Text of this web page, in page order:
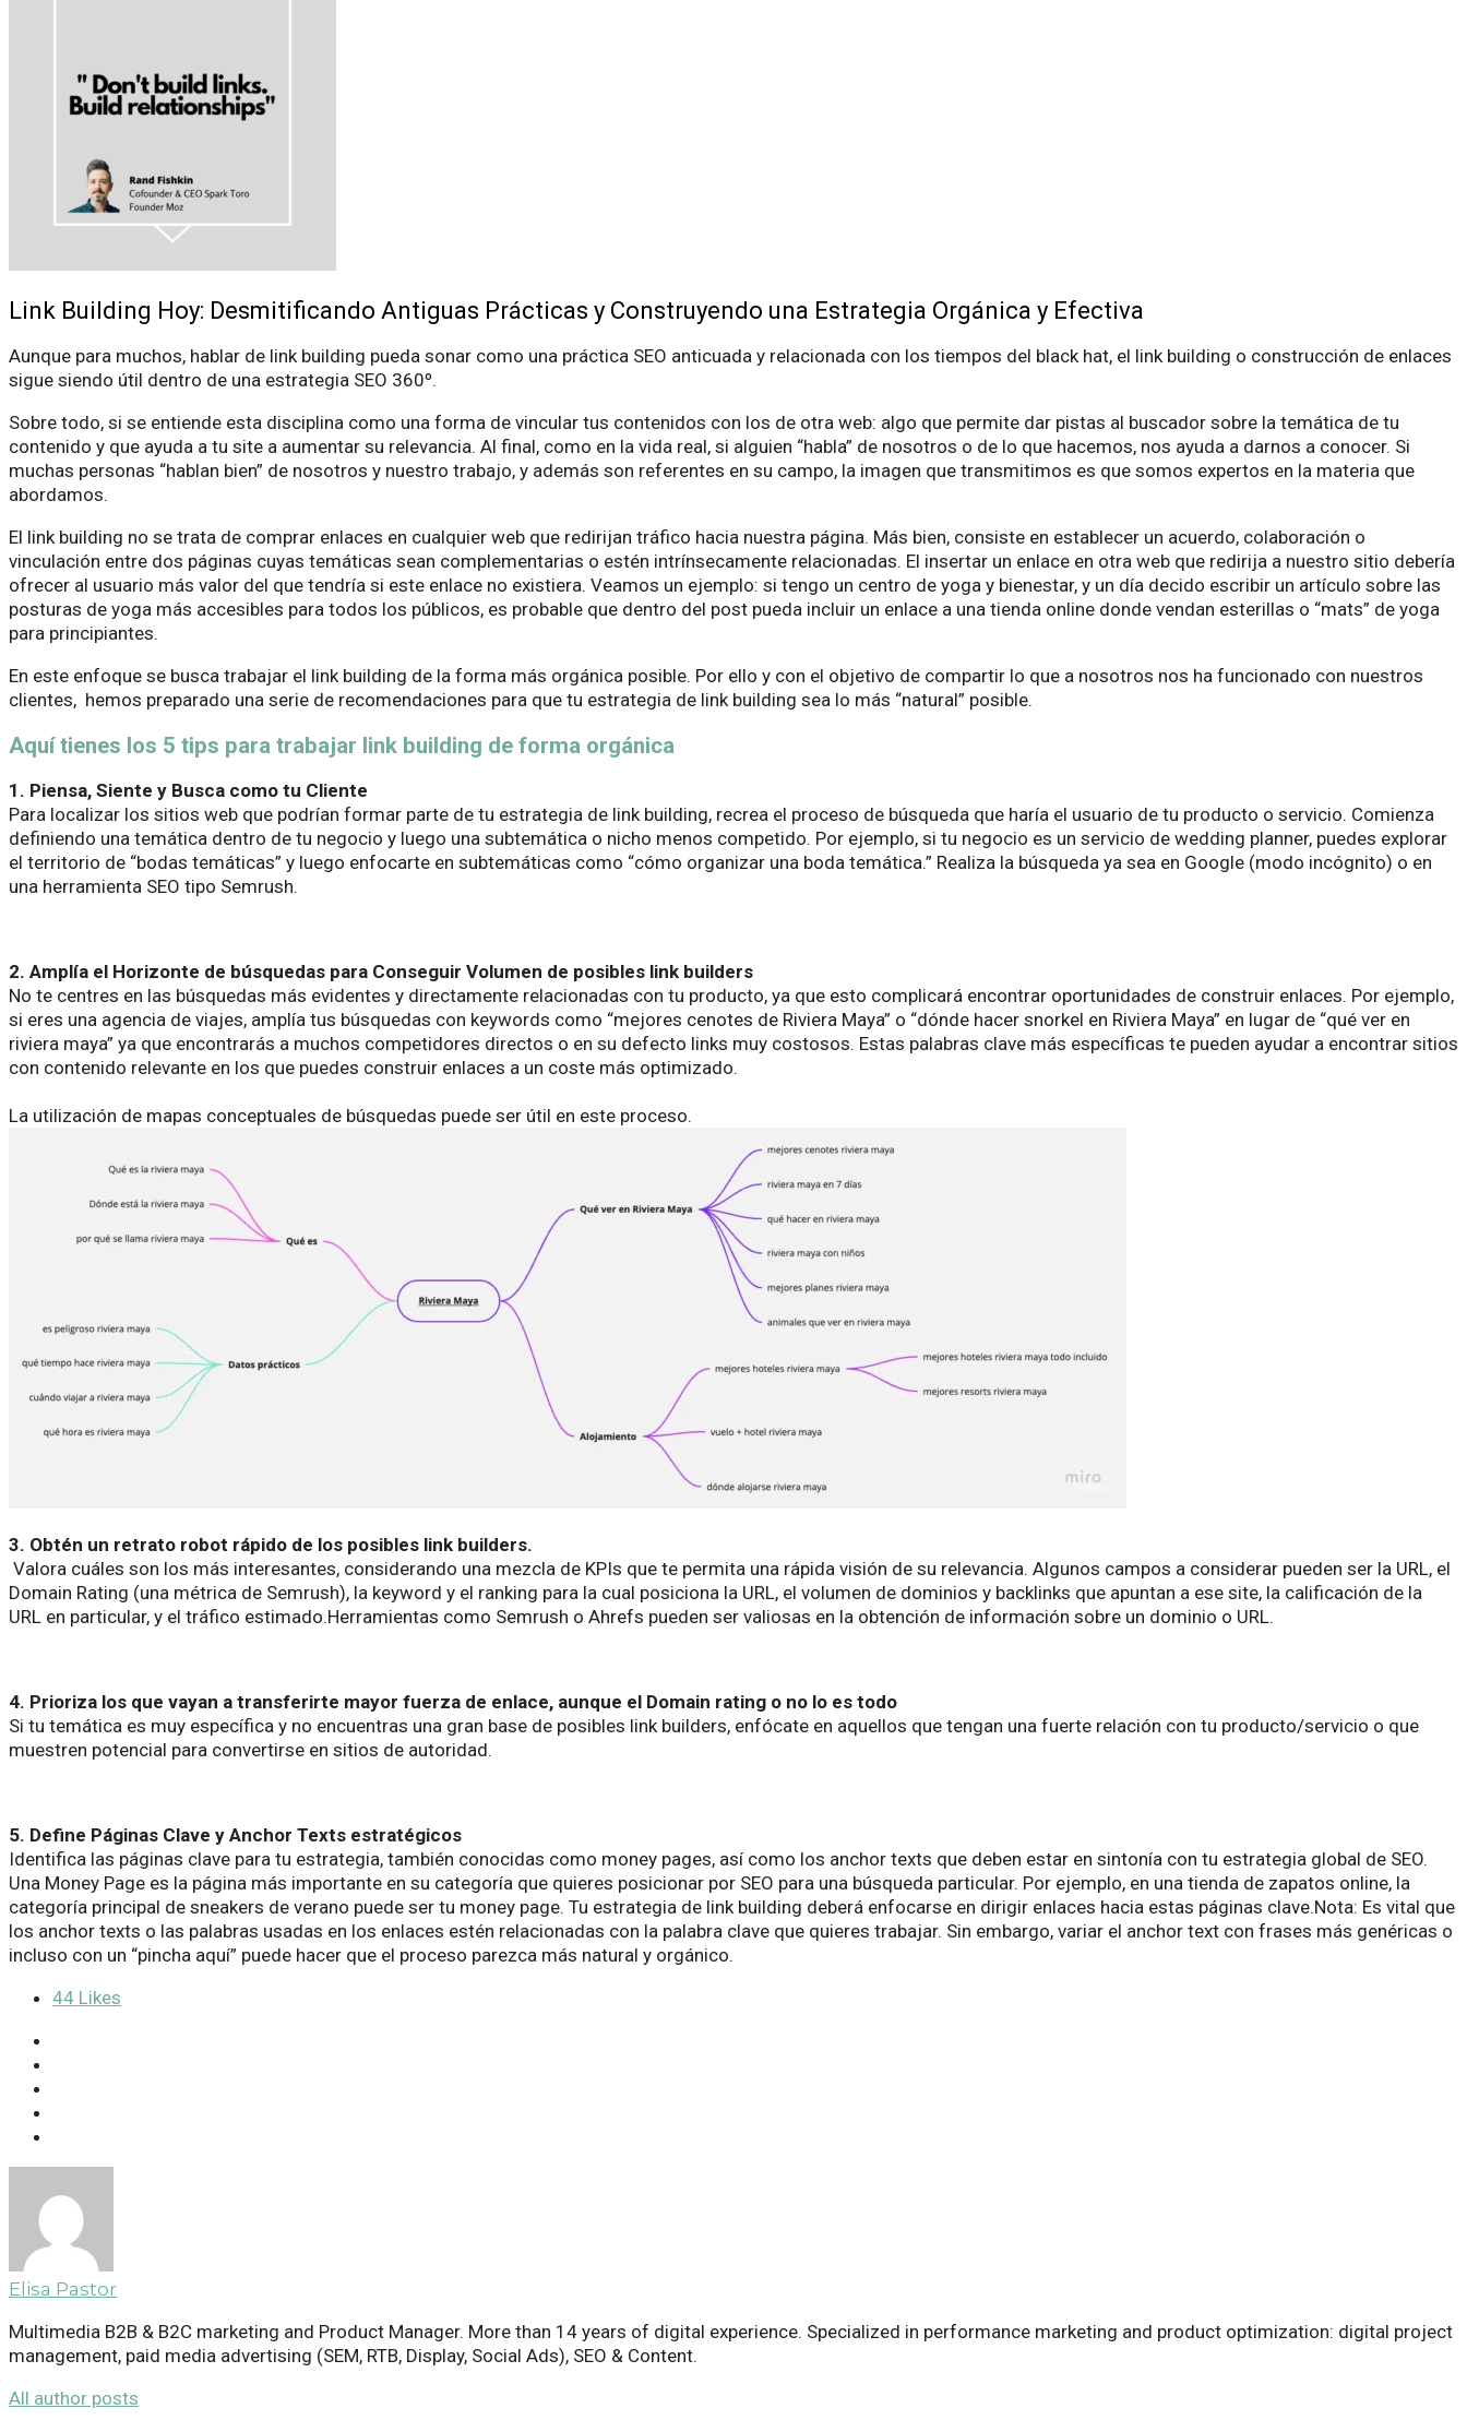
Link Building Hoy: Desmitificando Antiguas Prácticas y Construyendo una Estrategia Orgánica y Efectiva
Aunque para muchos, hablar de link building pueda sonar como una práctica SEO anticuada y relacionada con los tiempos del black hat, el link building o construcción de enlaces
sigue siendo útil dentro de una estrategia SEO 360º.
Sobre todo, si se entiende esta disciplina como una forma de vincular tus contenidos con los de otra web: algo que permite dar pistas al buscador sobre la temática de tu
contenido y que ayuda a tu site a aumentar su relevancia. Al final, como en la vida real, si alguien “habla” de nosotros o de lo que hacemos, nos ayuda a darnos a conocer. Si
muchas personas “hablan bien” de nosotros y nuestro trabajo, y además son referentes en su campo, la imagen que transmitimos es que somos expertos en la materia que
abordamos.
El link building no se trata de comprar enlaces en cualquier web que redirijan tráfico hacia nuestra página. Más bien, consiste en establecer un acuerdo, colaboración o
vinculación entre dos páginas cuyas temáticas sean complementarias o estén intrínsecamente relacionadas. El insertar un enlace en otra web que redirija a nuestro sitio debería
ofrecer al usuario más valor del que tendría si este enlace no existiera. Veamos un ejemplo: si tengo un centro de yoga y bienestar, y un día decido escribir un artículo sobre las
posturas de yoga más accesibles para todos los públicos, es probable que dentro del post pueda incluir un enlace a una tienda online donde vendan esterillas o “mats” de yoga
para principiantes.
En este enfoque se busca trabajar el link building de la forma más orgánica posible. Por ello y con el objetivo de compartir lo que a nosotros nos ha funcionado con nuestros
clientes, hemos preparado una serie de recomendaciones para que tu estrategia de link building sea lo más “natural” posible.
Aquí tienes los 5 tips para trabajar link building de forma orgánica
1. Piensa, Siente y Busca como tu Cliente
Para localizar los sitios web que podrían formar parte de tu estrategia de link building, recrea el proceso de búsqueda que haría el usuario de tu producto o servicio. Comienza
definiendo una temática dentro de tu negocio y luego una subtemática o nicho menos competido. Por ejemplo, si tu negocio es un servicio de wedding planner, puedes explorar
el territorio de “bodas temáticas” y luego enfocarte en subtemáticas como “cómo organizar una boda temática.” Realiza la búsqueda ya sea en Google (modo incógnito) o en
una herramienta SEO tipo Semrush.
2. Amplía el Horizonte de búsquedas para Conseguir Volumen de posibles link builders
No te centres en las búsquedas más evidentes y directamente relacionadas con tu producto, ya que esto complicará encontrar oportunidades de construir enlaces. Por ejemplo,
si eres una agencia de viajes, amplía tus búsquedas con keywords como “mejores cenotes de Riviera Maya” o “dónde hacer snorkel en Riviera Maya” en lugar de “qué ver en
riviera maya” ya que encontrarás a muchos competidores directos o en su defecto links muy costosos. Estas palabras clave más específicas te pueden ayudar a encontrar sitios
con contenido relevante en los que puedes construir enlaces a un coste más optimizado.
La utilización de mapas conceptuales de búsquedas puede ser útil en este proceso.
3. Obtén un retrato robot rápido de los posibles link builders.
Valora cuáles son los más interesantes, considerando una mezcla de KPIs que te permita una rápida visión de su relevancia. Algunos campos a considerar pueden ser la URL, el
Domain Rating (una métrica de Semrush), la keyword y el ranking para la cual posiciona la URL, el volumen de dominios y backlinks que apuntan a ese site, la calificación de la
URL en particular, y el tráfico estimado.Herramientas como Semrush o Ahrefs pueden ser valiosas en la obtención de información sobre un dominio o URL.
4. Prioriza los que vayan a transferirte mayor fuerza de enlace, aunque el Domain rating o no lo es todo
Si tu temática es muy específica y no encuentras una gran base de posibles link builders, enfócate en aquellos que tengan una fuerte relación con tu producto/servicio o que
muestren potencial para convertirse en sitios de autoridad.
5. Define Páginas Clave y Anchor Texts estratégicos
Identifica las páginas clave para tu estrategia, también conocidas como money pages, así como los anchor texts que deben estar en sintonía con tu estrategia global de SEO.
Una Money Page es la página más importante en su categoría que quieres posicionar por SEO para una búsqueda particular. Por ejemplo, en una tienda de zapatos online, la
categoría principal de sneakers de verano puede ser tu money page. Tu estrategia de link building deberá enfocarse en dirigir enlaces hacia estas páginas clave.Nota: Es vital que
los anchor texts o las palabras usadas en los enlaces estén relacionadas con la palabra clave que quieres trabajar. Sin embargo, variar el anchor text con frases más genéricas o
incluso con un “pincha aquí” puede hacer que el proceso parezca más natural y orgánico.
44 Likes
Elisa Pastor
Multimedia B2B & B2C marketing and Product Manager. More than 14 years of digital experience. Specialized in performance marketing and product optimization: digital project
management, paid media advertising (SEM, RTB, Display, Social Ads), SEO & Content.
All author posts